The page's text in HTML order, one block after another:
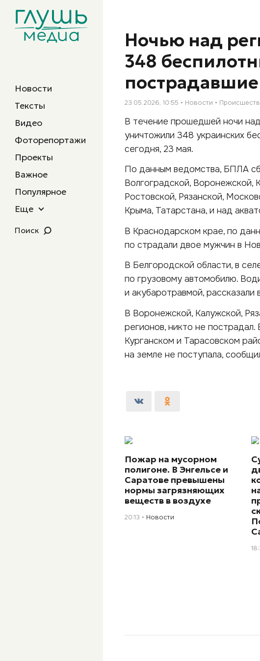
Новости
Тексты
Видео
Фоторепортажи
Проекты
Важное
Популярное
Еще
Поиск
Ночью над
348
пострадавшие
23.05.2026, 10:55 Новости
В течение прошедшей ночи
уничтожили 348 украинских
сегодня, 23 мая.
По данным ведомства, БПЛА
Волгоградской, Воронежской,
Ростовской, Рязанской,
Крыма, Татарстана, и над
В Краснодарском крае, по
по страдали двое мужчин в
В Белгородской области, в
по грузовому автомобилю.
и акубаротравмой,
В Воронежской, Калужской,
регионов, никто не
Курганском и Тарасовском
на земле не поступала,
Пожар на мусорном
полигоне. В Энгельсе и
Саратове превышены
нормы загрязняющих
веществ в воздухе
20:13 Новости